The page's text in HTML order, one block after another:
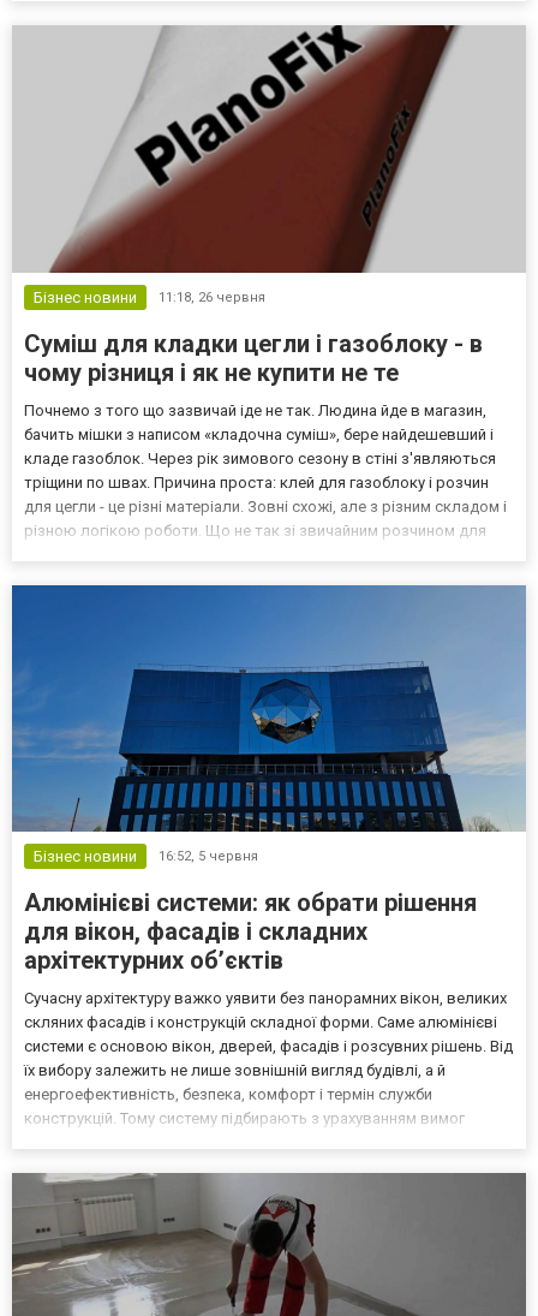
Бізнес новини 11:18, 26 червня
Суміш для кладки цегли і газоблоку - в
чому різниця і як не купити не те
Почнемо з того що зазвичай іде не так. Людина йде в магазин,
бачить мішки з написом «кладочна суміш», бере найдешевший і
кладе газоблок. Через рік зимового сезону в стіні з'являються
тріщини по швах. Причина проста: клей для газоблоку і розчин
для цегли - це різні матеріали. Зовні схожі, але з різним складом і
різною логікою роботи. Що не так зі звичайним розчином для
Бізнес новини 16:52, 5 червня
Алюмінієві системи: як обрати рішення
для вікон, фасадів і складних
архітектурних об’єктів
Сучасну архітектуру важко уявити без панорамних вікон, великих
скляних фасадів і конструкцій складної форми. Саме алюмінієві
системи є основою вікон, дверей, фасадів і розсувних рішень. Від
їх вибору залежить не лише зовнішній вигляд будівлі, а й
енергоефективність, безпека, комфорт і термін служби
конструкцій. Тому систему підбирають з урахуванням вимог